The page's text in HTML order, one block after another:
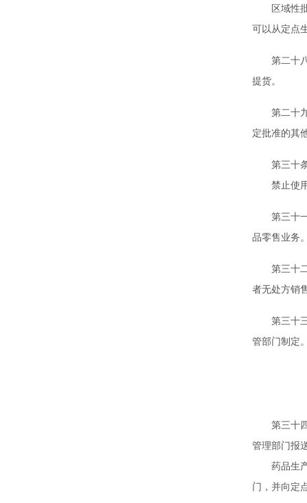
区域性批
可以从定点
第二十八
提货。
第二十九
定批准的其
第三十条
禁止使用
第三十一
品零售业务
第三十二
者无处方销
第三十三
管部门制定
第三十四
管理部门报
药品生产
门，并向定